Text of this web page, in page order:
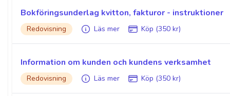
Bokföringsunderlag kvitton, fakturor - instruktioner
Redovisning Läs mer Köp (350 kr)
Information om kunden och kundens verksamhet
Redovisning Läs mer Köp (350 kr)